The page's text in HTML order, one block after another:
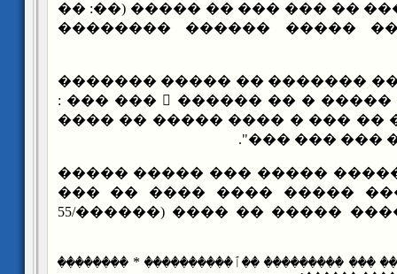
������ ����� ���� �� ���
����� ������ �� �����
��� �� ��� ��� ������� ��
�� ���� ���� ��

��� ��� :
"����� �������� �� ��� �
�� ��� � ����
��� ���� ������ ����� ���
����� ��� ������ �����
������ � ���� ���� ����� �� ���� (������/55
��� ��������� ��ٱ���������� * ��������